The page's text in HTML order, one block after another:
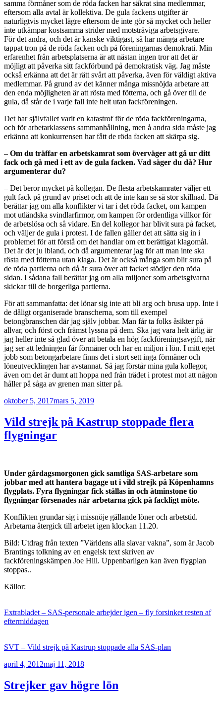
samma förmåner som de röda facken har säkrat sina medlemmar,
eftersom alla avtal är kollektiva. De gula fackens utgifter är
naturligtvis mycket lägre eftersom de inte gör så mycket och heller
inte utkämpar kostsamma strider med motsträviga arbetsgivare.
För det andra, och det är kanske viktigast, så har många arbetare
tappat tron på de röda facken och på föreningarnas demokrati. Min
erfarenhet från arbetsplatserna är att nästan ingen tror att det är
möjligt att påverka sitt fackförbund på demokratisk väg. Jag måste
också erkänna att det är rätt svårt att påverka, även för väldigt aktiva
medlemmar. På grund av det känner många missnöjda arbetare att
den enda möjligheten är att rösta med fötterna, och gå över till de
gula, då står de i varje fall inte helt utan fackföreningen.
Det har självfallet varit en katastrof för de röda fackföreningarna,
och för arbetarklassens sammanhållning, men å andra sida måste jag
erkänna att konkurrensen har fått de röda facken att skärpa sig.
– Om du träffar en arbetskamrat som överväger att gå ur ditt
fack och gå med i ett av de gula facken. Vad säger du då? Hur
argumenterar du?
– Det beror mycket på kollegan. De flesta arbetskamrater väljer ett
gult fack på grund av priset och att de inte kan se så stor skillnad. Då
berättar jag om alla konflikter vi tar i det röda facket, om kampen
mot utländska svindlarfirmor, om kampen för ordentliga villkor för
de arbetslösa och så vidare. En del kollegor har blivit sura på facket,
och väljer de gula i protest. I de fallen gäller det att sätta sig in i
problemet för att förstå om det handlar om ett berättigat klagomål.
Det är det ju ibland, och då argumenterar jag för att man inte ska
rösta med fötterna utan klaga. Det är också många som blir sura på
de röda partierna och då är sura över att facket stödjer den röda
sidan. I sådana fall berättar jag om alla miljoner som arbetsgivarna
skickar till de borgerliga partierna.
För att sammanfatta: det lönar sig inte att bli arg och brusa upp. Inte i
de dåligt organiserade branscherna, som till exempel
betongbranschen där jag själv jobbar. Man får ta folks åsikter på
allvar, och först och främst lyssna på dem. Ska jag vara helt ärlig är
jag heller inte så glad över att betala en hög fackföreningsavgift, när
jag ser att ledningen får förmåner och har en miljon i lön. I mitt eget
jobb som betongarbetare finns det i stort sett inga förmåner och
löneutvecklingen har avstannat. Så jag förstår mina gula kollegor,
även om det är dumt att hoppa ned från trädet i protest mot att någon
håller på såga av grenen man sitter på.
Publicerat
oktober 5, 2017mars 5, 2019
Vild strejk på Kastrup stoppade flera
flygningar
Under gårdagsmorgonen gick samtliga SAS-arbetare som
jobbar med att hantera bagage ut i vild strejk på Köpenhamns
flygplats. Fyra flygningar fick ställas in och åtminstone tio
flygningar försenades när arbetarna gick på fackligt möte.
Konflikten grundar sig i missnöje gällande löner och arbetstid.
Arbetarna återgick till arbetet igen klockan 11.20.
Bild: Utdrag från texten ”Världens alla slavar vakna”, som är Jacob
Brantings tolkning av en engelsk text skriven av
fackföreningskämpen Joe Hill. Uppenbarligen kan även flygplan
stoppas..
Källor:
Extrabladet – SAS-personale arbejder igen – fly forsinket resten af
eftermiddagen
SVT – Vild strejk på Kastrup stoppade alla SAS-plan
Publicerat
april 4, 2012maj 11, 2018
Strejker gav högre lön